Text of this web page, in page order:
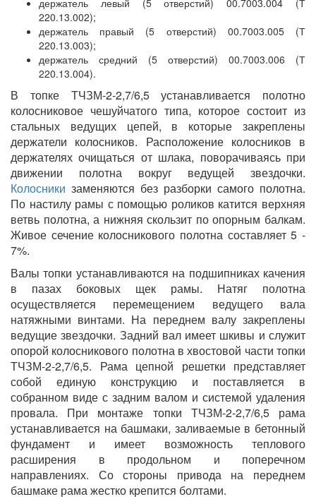
держатель левый (5 отверстий) 00.7003.004 (Т
220.13.002);
держатель правый (5 отверстий) 00.7003.005 (Т
220.13.003);
держатель средний (5 отверстий) 00.7003.006 (Т
220.13.004).
В топке ТЧЗМ-2-2,7/6,5 устанавливается полотно
колосниковое чешуйчатого типа, которое состоит из
стальных ведущих цепей, в которые закреплены
держатели колосников. Расположение колосников в
держателях очищаться от шлака, поворачиваясь при
движении полотна вокруг ведущей звездочки.
Колосники заменяются без разборки самого полотна.
По настилу рамы с помощью роликов катится верхняя
ветвь полотна, а нижняя скользит по опорным балкам.
Живое сечение колосникового полотна составляет 5 -
7%.
Валы топки устанавливаются на подшипниках качения
в пазах боковых щек рамы. Натяг полотна
осуществляется перемещением ведущего вала
натяжными винтами. На переднем валу закреплены
ведущие звездочки. Задний вал имеет шкивы и служит
опорой колосникового полотна в хвостовой части топки
ТЧЗМ-2-2,7/6,5. Рама цепной решетки представляет
собой единую конструкцию и поставляется в
собранном виде с задним валом и системой удаления
провала. При монтаже топки ТЧЗМ-2-2,7/6,5 рама
устанавливается на башмаки, заливаемые в бетонный
фундамент и имеет возможность теплового
расширения в продольном и поперечном
направлениях. Со стороны привода на переднем
башмаке рама жестко крепится болтами.